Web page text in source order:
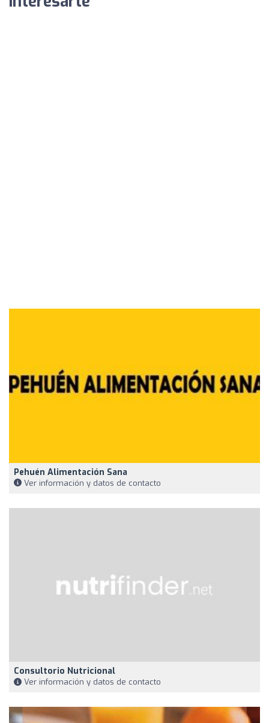
Pehuén Alimentación Sana
Ver información y datos de contacto
Consultorio Nutricional
Ver información y datos de contacto